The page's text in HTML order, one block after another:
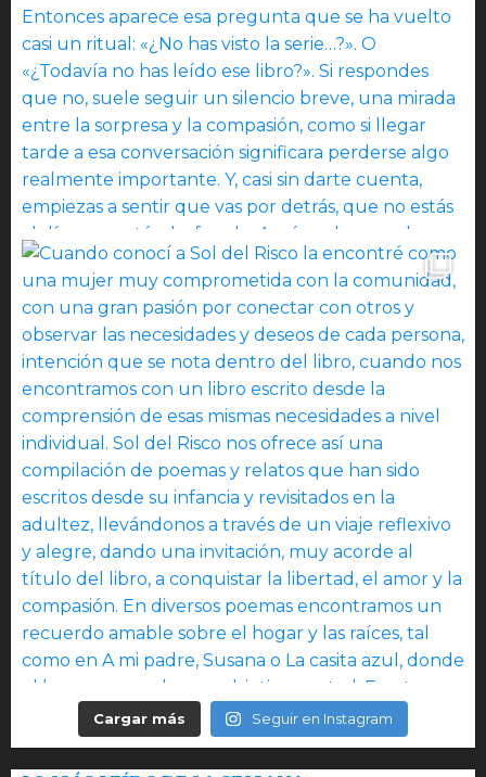
Cargar más Seguir en Instagram